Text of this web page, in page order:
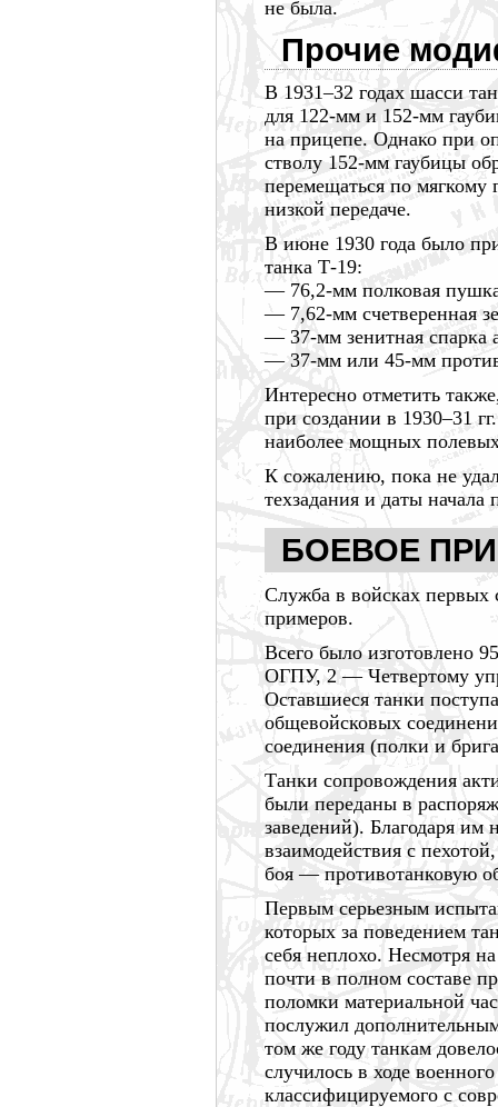
не была.
Прочие
В 1931–32 годах шасси
для 122-мм и 152-мм
на прицепе. Однако при
стволу 152-мм гаубицы
перемещаться по мягкому
низкой передаче.
В июне 1930 года было
танка Т-19:
— 76,2-мм полковая
— 7,62-мм счетверенная
— 37-мм зенитная спарка
— 37-мм или 45-мм
Интересно отметить
при создании в 1930–31 гг.
наиболее мощных
К сожалению, пока не
техзадания и даты начала
БОЕВОЕ
Служба в войсках первых
примеров.
Всего было изготовлено
ОГПУ, 2 —Четвертому
Оставшиеся танки
общевойсковых
соединения (полки и
Танки сопровождения
были переданы в
заведений). Благодаря
взаимодействия с
боя —противотанковую
Первым серьезным
которых за поведением
себя неплохо. Несмотря
почти в полном составе
поломки материальной
послужил
том же году танкам
случилось в ходе
классифицируемого с